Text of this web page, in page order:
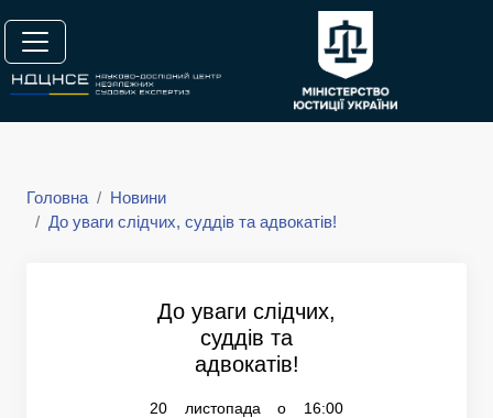
Головна
Новини
До уваги слідчих, суддів та адвокатів!
До уваги слідчих,
суддів та
адвокатів!
20 листопада о 16:00